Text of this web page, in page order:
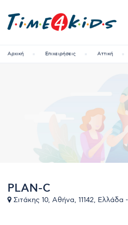
Αρχική Επιχειρήσεις Αττική
PLAN-C
Σιτάκης 10, Αθήνα, 11142, Ελλάδα